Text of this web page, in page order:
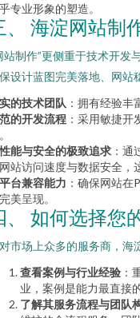
专业形象的塑造。
、 海淀网站制
站制作”更侧重于技术开发
设计蓝图完美落地、网站
的技术团队 ：拥有经验丰
的开发流程 ：采用敏捷
能与安全的极致追求 ：
站访问速度与数据安全，
台兼容能力 ：确保网站
美呈现。
、 如何选择您
市场上众多的服务商，海
查看案例与行业经验 ：
业，案例是能力最直接
了解其服务流程与团队